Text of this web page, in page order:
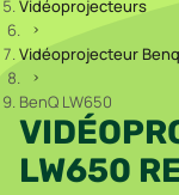
Vidéoprojecteurs
Vidéoprojecteur Benq
BenQ LW650
LW650